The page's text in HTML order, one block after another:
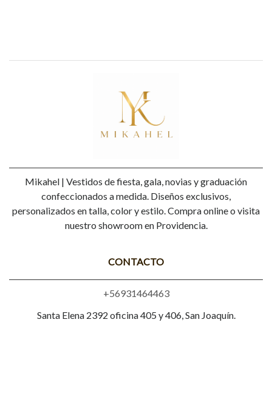
Mikahel | Vestidos de fiesta, gala, novias y graduación
confeccionados a medida. Diseños exclusivos,
personalizados en talla, color y estilo. Compra online o visita
nuestro showroom en Providencia.
CONTACTO
+56931464463
Santa Elena 2392 oficina 405 y 406, San Joaquín.